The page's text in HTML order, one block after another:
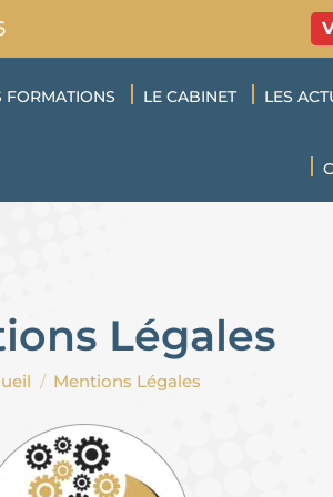
FORMATIONS LE CABINET LES
Légales
êtes ici :
Mentions Légales